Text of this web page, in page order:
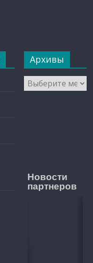
Архивы
Архивы
Новости
партнеров